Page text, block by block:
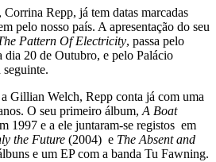
Repp, já tem datas marcadas
pelo nosso país. A apresentação do seu
Pattern Of Electricity, passa pelo
dia 20 de Outubro, e pelo Palácio
Gillian Welch, Repp conta já com uma
O seu primeiro álbum, A Boat
1997 e a ele juntaram-se registos em
the Future (2004) e The Absent and
e um EP com a banda Tu Fawning.